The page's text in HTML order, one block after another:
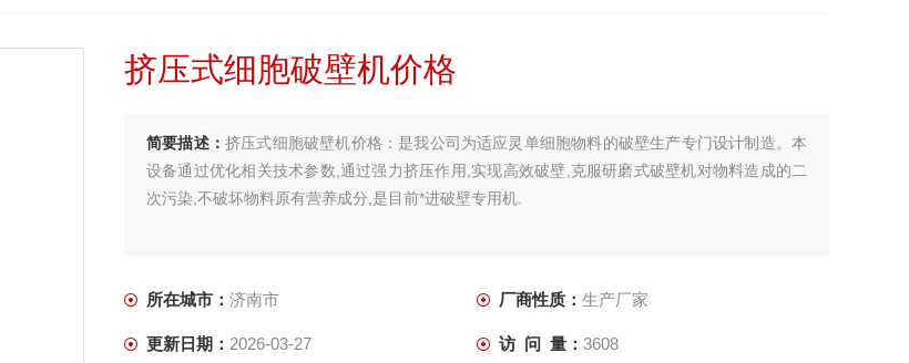
挤压式细胞破壁机价格
简要描述： 挤压式细胞破壁机价格：是我公司为适应灵单细胞物料的破壁生产专门设计制造。本
设备通过优化相关技术参数,通过强力挤压作用,实现高效破壁,克服研磨式破壁机对物料造成的二
次污染,不破坏物料原有营养成分,是目前*进破壁专用机.
所在城市： 济南市 厂商性质： 生产厂家
更新日期： 2026-03-27 访 问 量： 3608